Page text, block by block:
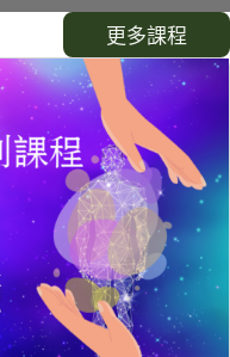
更多課程